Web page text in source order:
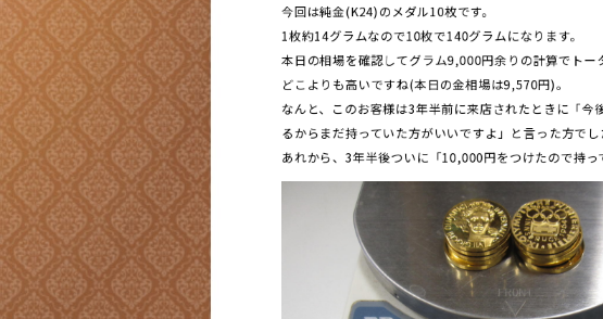
今回は純金(K24)のメダル10枚です。
1枚約14グラムなので10枚で140グラムになります。
本日の相場を確認してグラム9,000円余りの計算でト
どこよりも高いですね(本日の金相場は9,570円)。
なんと、このお客様は3年半前に来店されたときに「
るからまだ持っていた方がいいですよ」と言った方でし
あれから、3年半後ついに「10,000円をつけたので持っ